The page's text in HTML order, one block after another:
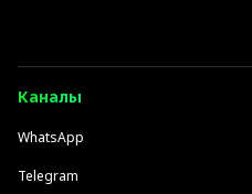
Каналы
WhatsApp
Telegram